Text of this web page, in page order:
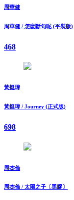
周華健
周華健 / 怎麼斷句呢 (平裝版)
468
黃挺瑋
黃挺瑋 / Journey (正式版)
698
周杰倫
周杰倫 / 太陽之子〔黑膠〕